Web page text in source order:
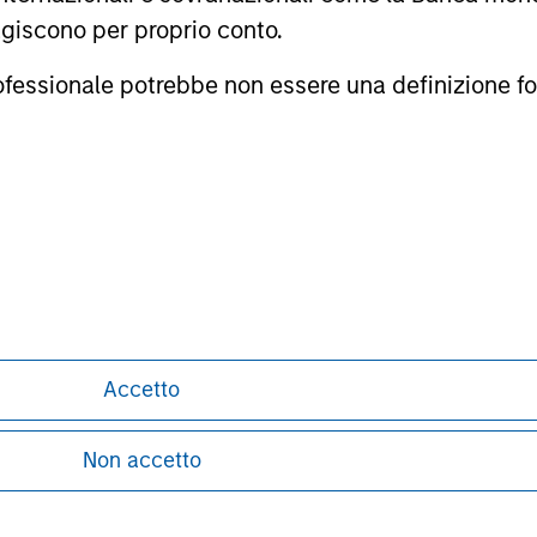
per proprio conto.
potrebbe non essere una definizione
Accetto
Non accetto
del Morningstar Rating a tre, cinque e 10 anni (se
del rating a tre anni per 60-119 mesi di rendimenti totali, e
triennio più recente, perché è incluso in tutti e tre i periodi
Careers